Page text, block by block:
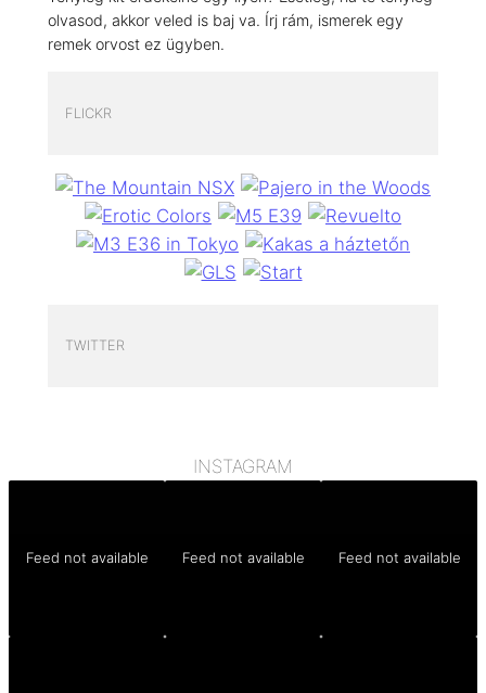
olvasod, akkor veled is baj va. Írj rám, ismerek egy
remek orvost ez ügyben.
FLICKR
TWITTER
INSTAGRAM
Feed not available Feed not available Feed not available